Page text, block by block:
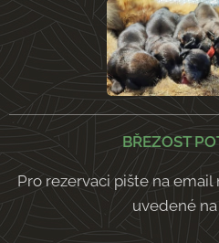
BŘEZOST
Pro rezervaci pište na
uvedené